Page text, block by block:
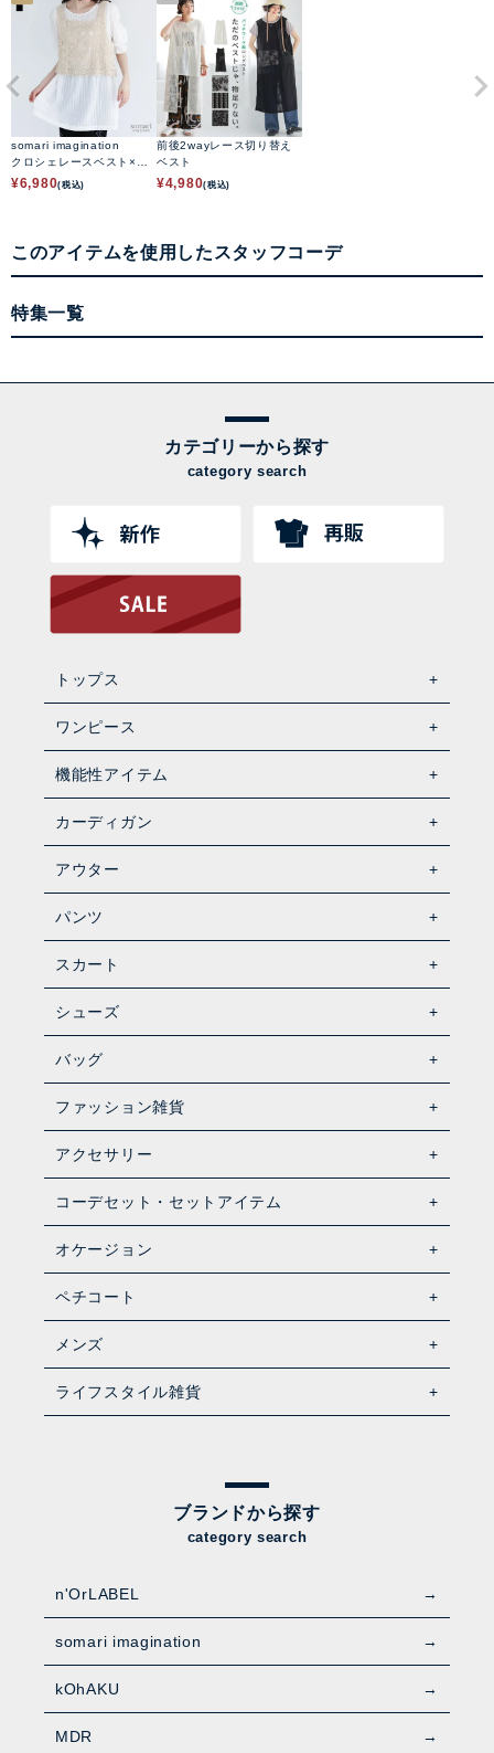
somari imagination
クロシェレースベスト×ブ
ラウスセット
¥6,980(税込)
前後2wayレース切り替え
ベスト
¥4,980(税込)
このアイテムを使用したスタッフコーデ
特集一覧
カテゴリーから探す
category search
トップス
ワンピース
機能性アイテム
カーディガン
アウター
パンツ
スカート
シューズ
バッグ
ファッション雑貨
アクセサリー
コーデセット・セットアイテム
オケージョン
ペチコート
メンズ
ライフスタイル雑貨
ブランドから探す
category search
n'OrLABEL
somari imagination
kOhAKU
MDR